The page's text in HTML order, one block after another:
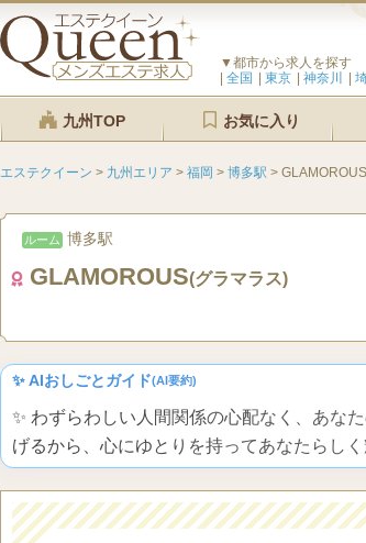
▼都市から求人を探す
全国
東京 神奈川
九州TOP お気に入り
エステクイーン > 九州エリア > 福岡 > 博多駅 >
ルーム 博多駅
GLAMOROUS(グラマラス)
✨ AIおしごとガイド(AI要約)
✨ わずらわしい人間関係の心配なく、あな
げるから、心にゆとりを持ってあなたらしく